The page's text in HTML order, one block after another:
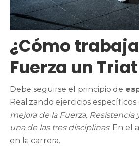
¿Cómo
Fuerza un
Debe seguirse el principio de
Realizando ejercicios específicos
mejora de la Fuerza, Resistencia
una de las tres disciplinas. En el
en la carrera.